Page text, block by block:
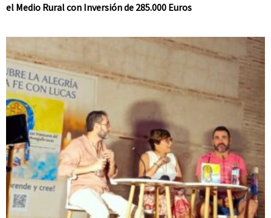
el Medio Rural con Inversión de 285.000 Euros